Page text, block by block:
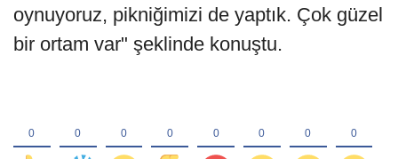
oynuyoruz, pikniğimizi de yaptık. Çok güzel
bir ortam var" şeklinde konuştu.